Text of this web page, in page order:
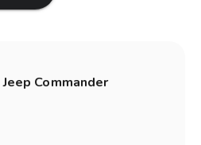
Jeep Commander